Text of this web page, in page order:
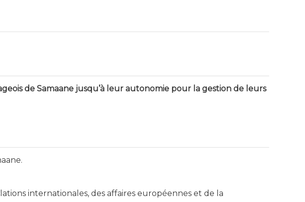
de Samaane jusqu’à leur autonomie pour la gestion de leurs
internationales, des affaires européennes et de la